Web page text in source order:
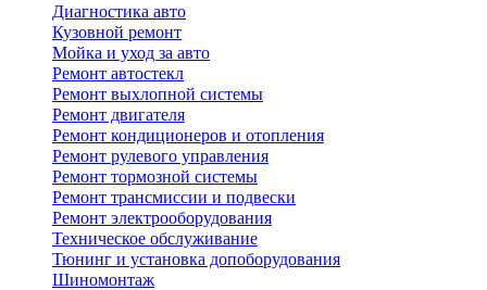
Диагностика авто
Кузовной ремонт
Мойка и уход за авто
Ремонт автостекл
Ремонт выхлопной системы
Ремонт двигателя
Ремонт кондиционеров и отопления
Ремонт рулевого управления
Ремонт тормозной системы
Ремонт трансмиссии и подвески
Ремонт электрооборудования
Техническое обслуживание
Тюнинг и установка допоборудования
Шиномонтаж